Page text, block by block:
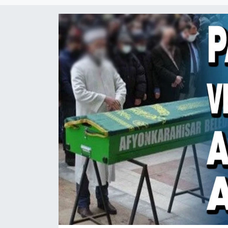
Magazin
Etkinlikler